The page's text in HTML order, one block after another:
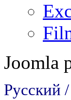
Joomla
Русский